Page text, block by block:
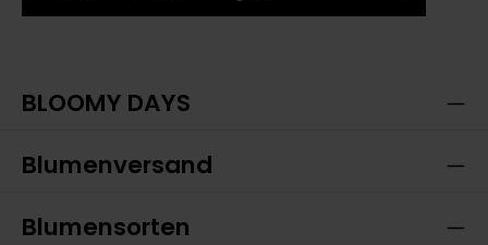
BLOOMY DAYS
Blumenversand
Blumensorten